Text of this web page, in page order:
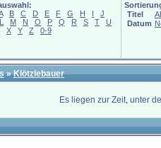
B C D E F G H I
J
L M N O P Q R S T
U
X Y Z 0-9
Titel
Datum
»Klötzlebauer
Es liegen zur Zeit, unter